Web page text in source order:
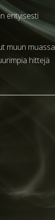
erityisesti
muun muassa
hittejä